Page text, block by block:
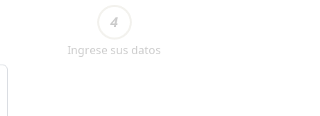
4
Ingrese sus datos